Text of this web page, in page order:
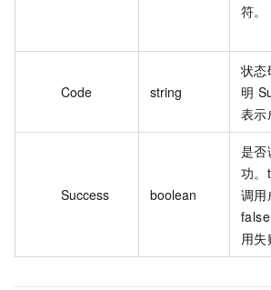
符。
Code string
状态
明
表示
Success boolean
是否
功。
调用
用失